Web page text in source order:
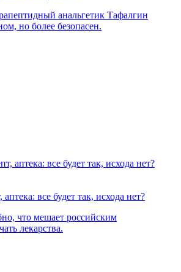
анальгетик Тафалгин
но более безопасен.
все будет так, исхода нет?
что мешает российским
лекарства.